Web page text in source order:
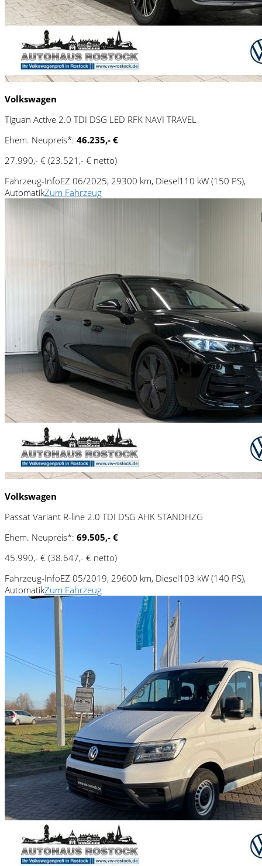
Volkswagen
Tiguan Active 2.0 TDI DSG LED RFK NAVI TRAVEL
Ehem. Neupreis*: 46.235,- €
27.990,- € (23.521,- € netto)
Fahrzeug-InfoEZ 06/2025, 29300 km, Diesel110 kW (150 PS),
AutomatikZum Fahrzeug
Volkswagen
Passat Variant R-line 2.0 TDI DSG AHK STANDHZG
Ehem. Neupreis*: 69.505,- €
45.990,- € (38.647,- € netto)
Fahrzeug-InfoEZ 05/2019, 29600 km, Diesel103 kW (140 PS),
AutomatikZum Fahrzeug